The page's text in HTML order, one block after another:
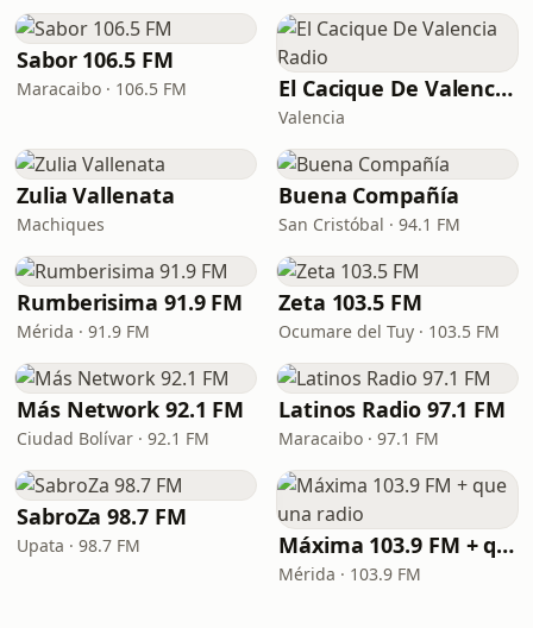
Sabor 106.5 FM
Maracaibo · 106.5 FM El Cacique De Valencia Radio
Valencia
Zulia Vallenata
Machiques
Buena Compañía
San Cristóbal · 94.1 FM
Rumberisima 91.9 FM
Mérida · 91.9 FM
Zeta 103.5 FM
Ocumare del Tuy · 103.5 FM
Más Network 92.1 FM
Ciudad Bolívar · 92.1 FM
Latinos Radio 97.1 FM
Maracaibo · 97.1 FM
SabroZa 98.7 FM
Upata · 98.7 FM Máxima 103.9 FM + que una radio
Mérida · 103.9 FM